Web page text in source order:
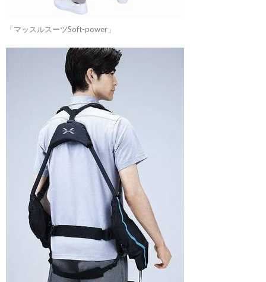
「マッスルスーツSoft-power」